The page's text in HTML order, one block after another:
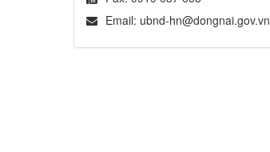
Email: ubnd-hn@dongnai.gov.vn